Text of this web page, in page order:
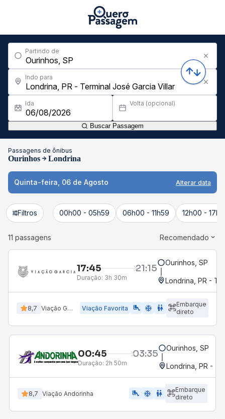
Partindo de
Indo para
Ida Volta (opcional)
Buscar Passagem
Passagens de ônibus
Ourinhos Londrina
Quinta-feira, 06 de Agosto Alterar data
Filtros 00h00 - 05h59 06h00 - 11h59 12h00 -
11 passagens Recomendado
17:45 21:15
Duração: 3h 30m
Ourinhos, SP
Londrina, PR -
8,7 Viação Garcia Viação Favorita airline_seat_legroom_extra ac_unit WC
Embarque
direto
00:45 03:35
Duração: 2h 50m
Ourinhos, SP
Londrina, PR -
8,7 Viação Andorinha airline_seat_legroom_extra ac_unit WC
Embarque
direto